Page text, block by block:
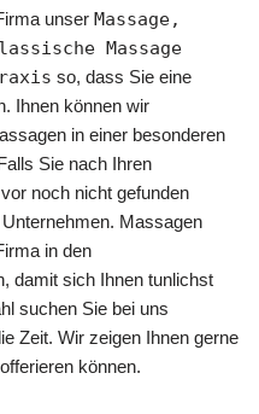
unser Massage,
Massage
so, dass Sie eine
Ihnen können wir
in einer besonderen
Sie nach Ihren
noch nicht gefunden
Massagen
in den
damit sich Ihnen tunlichst
suchen Sie bei uns
Zeit. Wir zeigen Ihnen gerne
können.